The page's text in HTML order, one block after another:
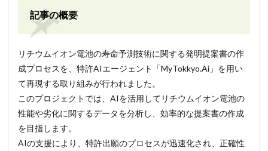
記事の概要
リチウムイオン電池の寿命予測技術に関する発明提案書の作
成プロセスを、特許AIエージェント「MyTokkyo.Ai」を用い
て再現する取り組みが行われました。
このプロジェクトでは、AIを活用してリチウムイオン電池の
性能や劣化に関するデータを分析し、効率的な提案書の作成
を目指します。
AIの支援により、特許出願のプロセスが迅速化され、正確性